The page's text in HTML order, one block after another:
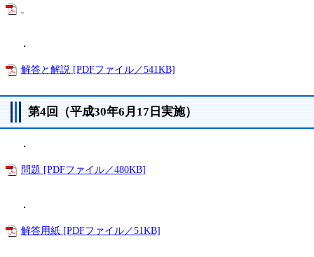
・
解答と解説 [PDFファイル／541KB]
第4回（平成30年6月17日実施）
・
問題 [PDFファイル／480KB]
・
解答用紙 [PDFファイル／51KB]